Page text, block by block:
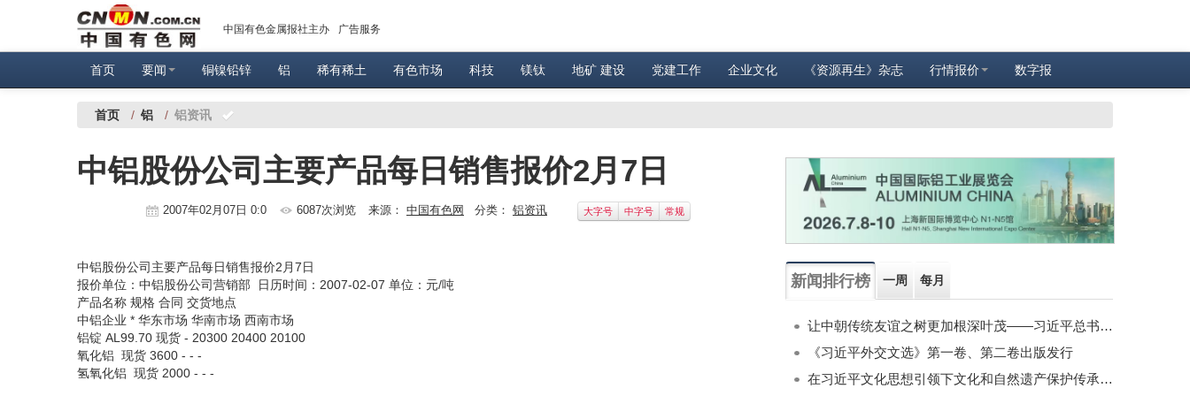
中国有色金属报社主办 广告服务
首页 要闻 铜镍铅锌 铝 稀有稀土 有色市场 科技 镁钛 地矿 建设 党建工作 企业文化 《资源再生》杂志 行情报价 数字报
首页 / 铝 / 铝资讯
中铝股份公司主要产品每日销售报价2月7日
2007年02月07日 0:0 6087次浏览 来源： 中国有色网 分类： 铝资讯 大字号 中字号 常规
中铝股份公司主要产品每日销售报价2月7日
报价单位：中铝股份公司营销部 日历时间：2007-02-07 单位：元/吨
产品名称 规格 合同 交货地点
中铝企业 * 华东市场 华南市场 西南市场
铝锭 AL99.70 现货 - 20300 20400 20100
氧化铝 现货 3600 - - -
氢氧化铝 现货 2000 - - -
新闻排行榜 一周 每月
让中朝传统友谊之树更加根深叶茂——习近平总书记对朝鲜进行国事访问纪实
《习近平外交文选》第一卷、第二卷出版发行
在习近平文化思想引领下文化和自然遗产保护传承利用工作开创新局面